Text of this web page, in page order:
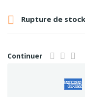
 Rupture de stock
Continuer